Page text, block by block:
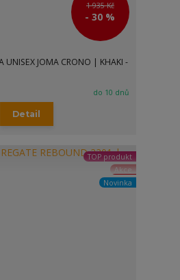
1 935 Kč
- 30 %
UNISEX JOMA CRONO | KHAKI -
do 10 dnů
Detail
TOP produkt
Akce
Novinka